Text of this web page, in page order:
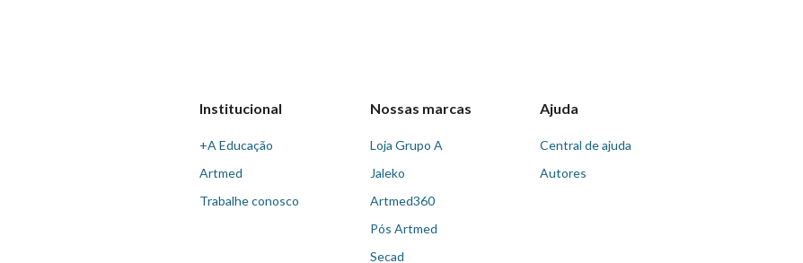
Institucional
+A Educação
Artmed
Trabalhe conosco
Nossas marcas
Loja Grupo A
Jaleko
Artmed360
Pós Artmed
Secad
Ajuda
Central de ajuda
Autores